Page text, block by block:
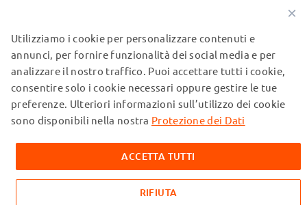
I NOSTRI PARTNER DI SPEDIZIONE
© subtel.it 2026
Tutti i prezzi includono l'IVA e sono esclusi i costi di
spedizione. Si prega di notare che tutti i marchi menzionati
sulle nostre pagine web esclusivamente per fornire
informazioni sui nostri prodotti.
×
Utilizziamo i cookie per personalizzare contenuti e
annunci, per fornire funzionalità dei social media e per
analizzare il nostro traffico. Puoi accettare tutti i cookie,
consentire solo i cookie necessari oppure gestire le tue
preferenze. Ulteriori informazioni sull’utilizzo dei cookie
sono disponibili nella nostra Protezione dei Dati
ACCETTA TUTTI
RIFIUTA